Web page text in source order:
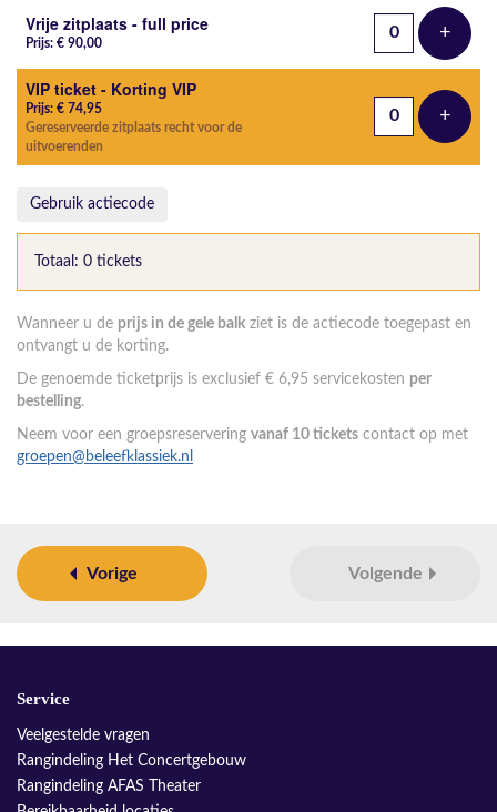
Vrije zitplaats - full price
Prijs: € 90,00 +Voeg
VIP ticket - Korting VIP
Prijs: € 74,95
Gereserveerde zitplaats recht voor de
uitvoerenden
+Voeg
Gebruik actiecode
Totaal: 0 tickets
Wanneer u de prijs in de gele balk ziet is de actiecode toegepast en
ontvangt u de korting.
De genoemde ticketprijs is exclusief € 6,95 servicekosten per
bestelling.
Neem voor een groepsreservering vanaf 10 tickets contact op met
groepen@beleefklassiek.nl
Vorige Volgende
Service
Veelgestelde vragen
Rangindeling Het Concertgebouw
Rangindeling AFAS Theater